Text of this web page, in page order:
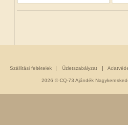
Szállítási feltételek Üzletszabályzat
2026 © CQ-73 Ajándék